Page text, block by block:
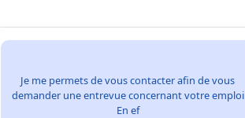
Je me permets de vous contacter afin de vous
demander une entrevue concernant votre emploi
En ef